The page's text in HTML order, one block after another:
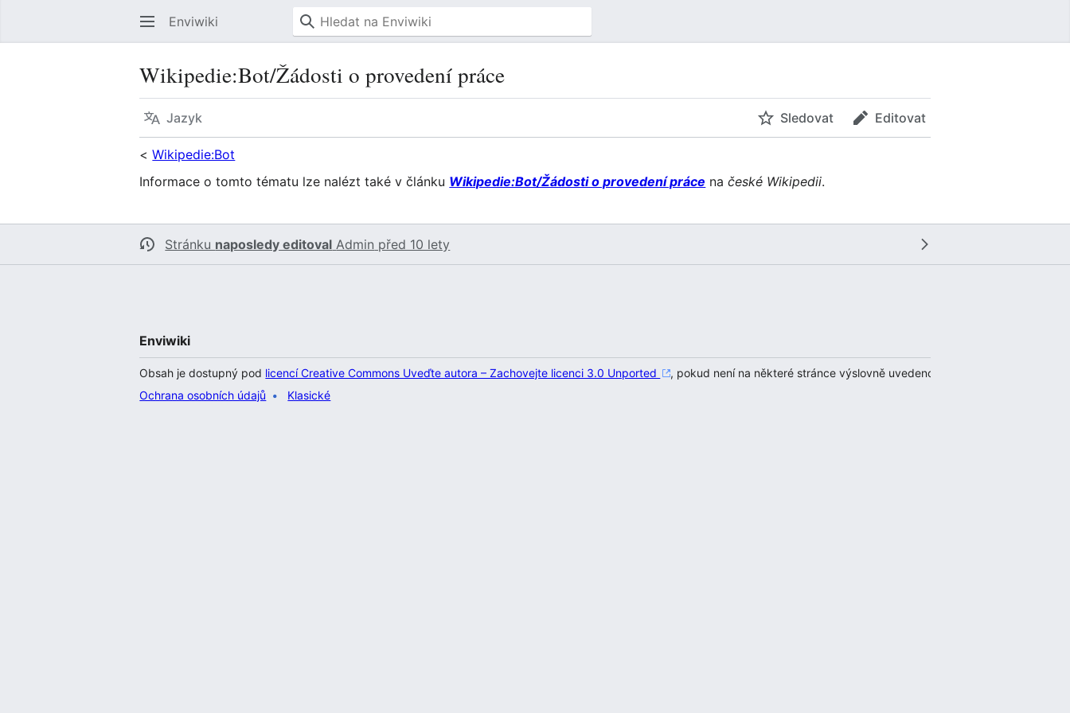
Enviwiki
Wikipedie:Bot/Žádosti o provedení práce
Jazyk Sledovat Editovat
<Wikipedie:Bot
Informace o tomto tématu lze nalézt také v článku Wikipedie:Bot/Žádosti o provedení práce načeské Wikipedii.
Stránku naposledy editoval Admin před 10 lety
Enviwiki
Obsah je dostupný pod licencí Creative Commons Uveďte autora – Zachovejte licenci 3.0 Unported
, pokud není na některé stránce výslovně uvedeno jinak, případně za
Ochrana osobních údajů
Klasické